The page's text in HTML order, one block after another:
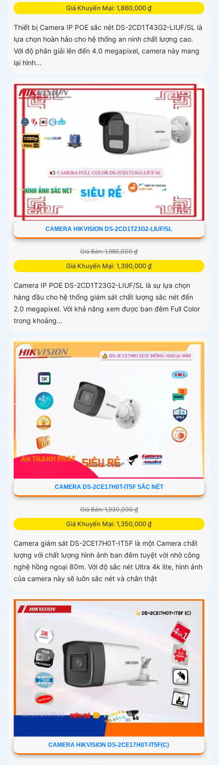
Giá Khuyến Mại: 1,860,000 ₫
Thiết bị Camera IP POE sắc nét DS-2CD1T43G2-LIUF/SL là
lựa chọn hoàn hảo cho hệ thống an ninh chất lượng cao.
Với độ phân giải lên đến 4.0 megapixel, camera này mang
lại hình...
CAMERA HIKVISION DS-2CD1T23G2-LIUF/SL
Giá Bán: 1,980,000 ₫
Giá Khuyến Mại: 1,390,000 ₫
Camera IP POE DS-2CD1T23G2-LIUF/SL là sự lựa chọn
hàng đầu cho hệ thống giám sát chất lượng sắc nét đến
2.0 megapixel. Với khả năng xem được ban đêm Full Color
trong khoảng...
CAMERA DS-2CE17H0T-IT5F SẮC NÉT
Giá Bán: 1,930,000 ₫
Giá Khuyến Mại: 1,350,000 ₫
Camera giám sát DS-2CE17H0T-IT5F là một Camera chất
lượng với chất lượng hình ảnh ban đêm tuyệt vời nhờ công
nghệ hồng ngoại 80m. Với độ sắc nét Ultra 4k lite, hình ảnh
của camera này sẽ luôn sắc nét và chân thật
CAMERA HIKVISION DS-2CE17H0T-IT5F(C)